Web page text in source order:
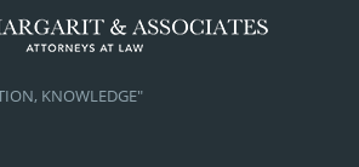
KNOWLEDGE"